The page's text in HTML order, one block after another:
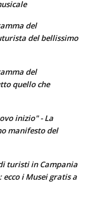
del
del bellissimo
del
quello che
inizio" - La
manifesto del
turisti in Campania
i Musei gratis a